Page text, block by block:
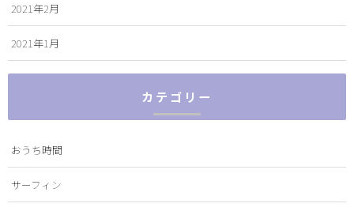
2021年2月
2021年1月
カテゴリー
おうち時間
サーフィン